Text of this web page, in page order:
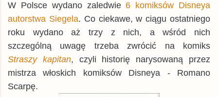
W Polsce wydano zaledwie 6 komiksów Disneya
autorstwa Siegela. Co ciekawe, w ciągu ostatniego
roku wydano aż trzy z nich, a wśród nich
szczególną uwagę trzeba zwrócić na komiks
Straszy kapitan, czyli historię narysowaną przez
mistrza włoskich komiksów Disneya - Romano
Scarpę.